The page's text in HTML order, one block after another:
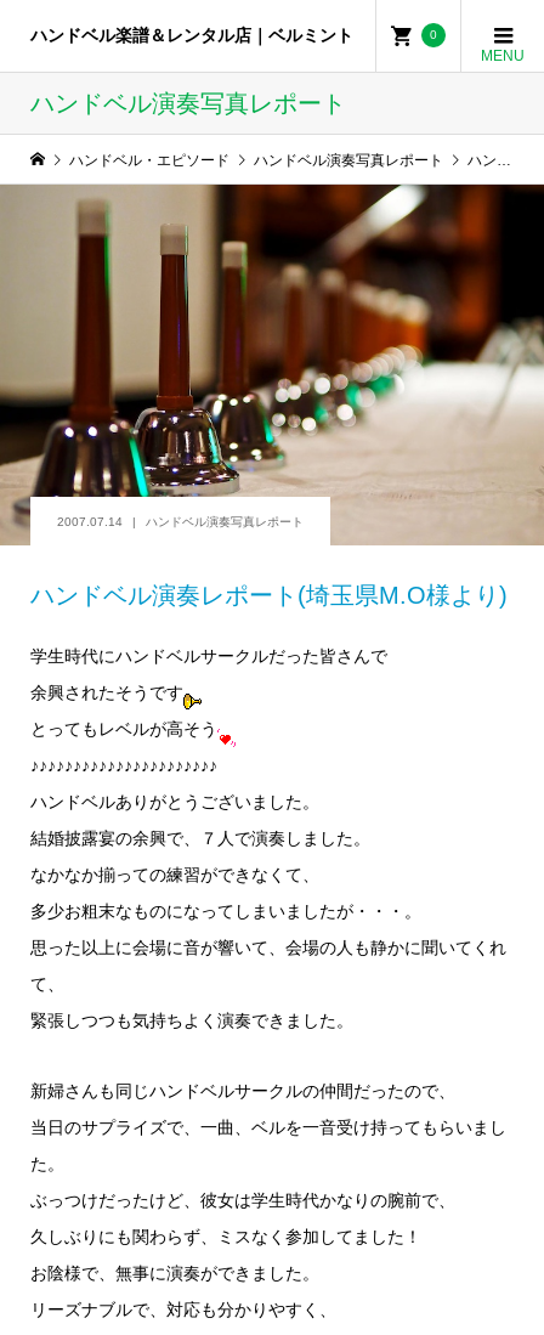
ハンドベル楽譜＆レンタル店｜ベルミント 0
ハンドベル演奏写真レポート
ハンドベル・エピソード ハンドベル演奏写真レポート ハンドベル演奏レポート(埼玉県M.O様より)
2007.07.14 ハンドベル演奏写真レポート
ハンドベル演奏レポート(埼玉県M.O様より)
学生時代にハンドベルサークルだった皆さんで
余興されたそうです
とってもレベルが高そう
♪♪♪♪♪♪♪♪♪♪♪♪♪♪♪♪♪♪♪♪♪♪
ハンドベルありがとうございました。
結婚披露宴の余興で、７人で演奏しました。
なかなか揃っての練習ができなくて、
多少お粗末なものになってしまいましたが・・・。
思った以上に会場に音が響いて、会場の人も静かに聞いてくれ
て、
緊張しつつも気持ちよく演奏できました。
新婦さんも同じハンドベルサークルの仲間だったので、
当日のサプライズで、一曲、ベルを一音受け持ってもらいまし
た。
ぶっつけだったけど、彼女は学生時代かなりの腕前で、
久しぶりにも関わらず、ミスなく参加してました！
お陰様で、無事に演奏ができました。
リーズナブルで、対応も分かりやすく、